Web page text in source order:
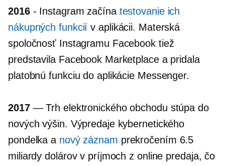
2016- Instagram začína testovanie ich
nákupných funkcií v aplikácii. Materská
spoločnosť Instagramu Facebook tiež
predstavila Facebook Marketplace a pridala
platobnú funkciu do aplikácie Messenger.
2017— Trh elektronického obchodu stúpa do
nových výšin. Výpredaje kybernetického
pondelka a nový záznam prekročením 6.5
miliardy dolárov v príjmoch z online predaja, čo